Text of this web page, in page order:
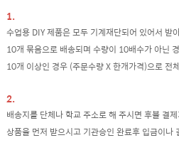
1.
수업용 DIY 제품은 모두 기계재단되어 있어서 받
10개 묶음으로 배송되며 수량이 10배수가 아닌
10개 이상인 경우 (주문수량 X 한개가격)으로 전
2.
배송지를 단체나 학교 주소로 해 주시면 후불 결
상품을 먼저 받으시고 기관승인 완료후 입금이나